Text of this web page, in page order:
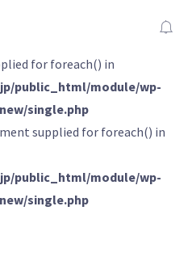
for foreach() in
public_html/module/wp-
single.php
supplied for foreach() in
public_html/module/wp-
single.php